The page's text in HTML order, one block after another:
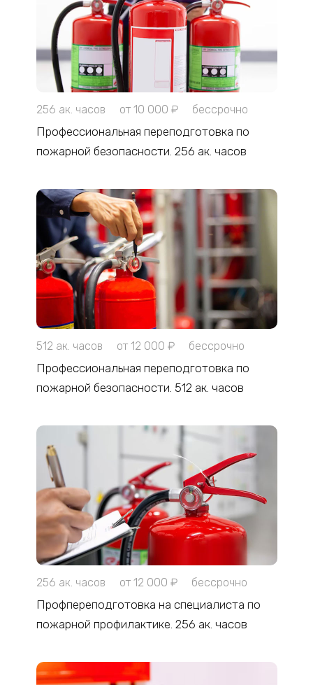
256 ак. часов от 10 000 ₽ бессрочно
Профессиональная переподготовка по
пожарной безопасности. 256 ак. часов
512 ак. часов от 12 000 ₽ бессрочно
Профессиональная переподготовка по
пожарной безопасности. 512 ак. часов
256 ак. часов от 12 000 ₽ бессрочно
Профпереподготовка на специалиста по
пожарной профилактике. 256 ак. часов